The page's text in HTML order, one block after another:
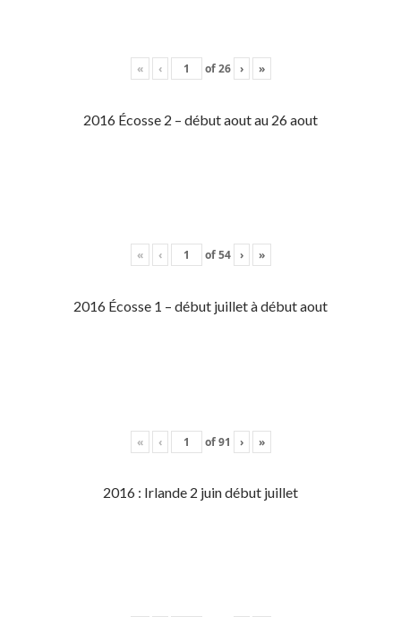
« ‹ of26 › »
2016 Écosse 2 – début aout au 26 aout
« ‹ of54 › »
2016 Écosse 1 – début juillet à début aout
« ‹ of91 › »
2016 : Irlande 2 juin début juillet